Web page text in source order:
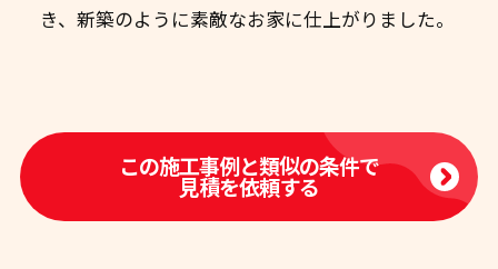
き、新築のように素敵なお家に仕上がりました。
この施工事例と類似の条件で
見積を依頼する